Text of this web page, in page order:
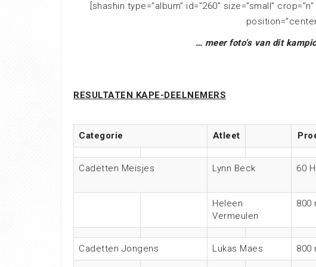
[shashin type=”album” id=”260″ size=”small”
… meer foto’s van dit
RESULTATEN KAPE-DEELNEMERS
Categorie Atleet
Cadetten Meisjes Lynn Beck 60 H
Heleen
Vermeulen
800
Cadetten Jongens Lukas Maes 800